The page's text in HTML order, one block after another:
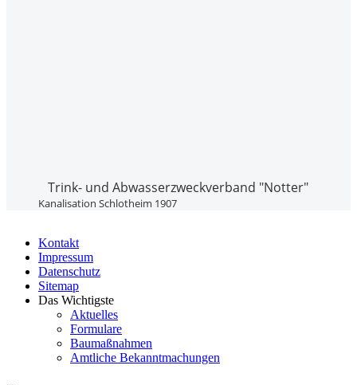
Trink- und Abwasser­zweckverband "Notter"
Kanalisation Schlotheim 1907
Kontakt
Impressum
Datenschutz
Sitemap
Das Wichtigste
Aktuelles
Formulare
Baumaßnahmen
Amtliche Bekanntmachungen